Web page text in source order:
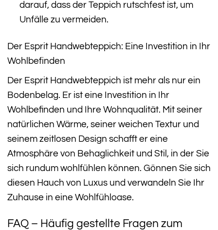
darauf, dass der Teppich rutschfest ist, um
Unfälle zu vermeiden.
Der Esprit Handwebteppich: Eine Investition in Ihr
Wohlbefinden
Der Esprit Handwebteppich ist mehr als nur ein
Bodenbelag. Er ist eine Investition in Ihr
Wohlbefinden und Ihre Wohnqualität. Mit seiner
natürlichen Wärme, seiner weichen Textur und
seinem zeitlosen Design schafft er eine
Atmosphäre von Behaglichkeit und Stil, in der Sie
sich rundum wohlfühlen können. Gönnen Sie sich
diesen Hauch von Luxus und verwandeln Sie Ihr
Zuhause in eine Wohlfühloase.
FAQ – Häufig gestellte Fragen zum